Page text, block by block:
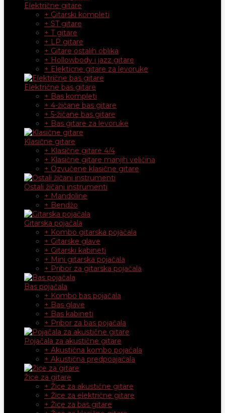
Električne gitare
+ Gitarski kompleti
+ ST gitare
+ T gitare
+ LP gitare
+ Gitare ostalih oblika
+ Hollowbody i jazz gitare
+ Elekticne gitare za levoruke
Električne bas gitare
+ Bas kompleti
+ 4-žičane bas gitare
+ 5-žičane bas gitare
+ Bas gitare za levoruke
Klasične gitare
+ Klasične gitare 4/4
+ Klasične gitare manjih veličina
+ Ozvučene klasične gitare
Ostali žičani instrumenti
+ Mandoline
+ Bendžo
Gitarska pojačala
+ Kombo gitarska pojačala
+ Gitarske glave
+ Gitarski kabineti
+ Mini gitarska pojačala
+ Pribor za gitarska pojačala
Bas pojačala
+ Kombo bas pojačala
+ Bas glave
+ Bas kabineti
+ Pribor za bas pojačala
Pojačala za akustične gitare
+ Akustična kombo pojačala
+ Akustična predpoajačala
Žice za gitare
+ Žice za akustične gitare
+ Žice za električne gitare
+ Žice za bas gitare